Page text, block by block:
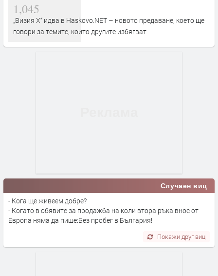
1,045
„Визия Х“ идва в Haskovo.NET – новото предаване, което ще
говори за темите, които другите избягват
Случаен виц
- Кога ще живеем добре?
- Когато в обявите за продажба на коли втора ръка внос от
Европа няма да пише:Без пробег в България!
Покажи друг виц